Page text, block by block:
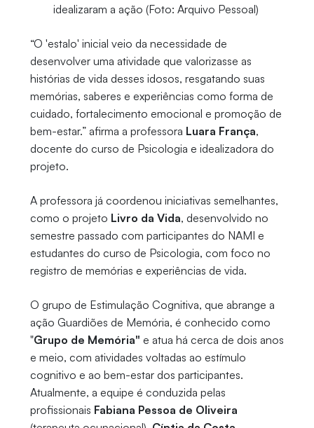
idealizaram a ação (Foto: Arquivo Pessoal)
“O 'estalo' inicial veio da necessidade de
desenvolver uma atividade que valorizasse as
histórias de vida desses idosos, resgatando suas
memórias, saberes e experiências como forma de
cuidado, fortalecimento emocional e promoção de
bem-estar.” afirma a professora Luara França,
docente do curso de Psicologia e idealizadora do
projeto.
A professora já coordenou iniciativas semelhantes,
como o projeto Livro da Vida, desenvolvido no
semestre passado com participantes do NAMI e
estudantes do curso de Psicologia, com foco no
registro de memórias e experiências de vida.
O grupo de Estimulação Cognitiva, que abrange a
ação Guardiões de Memória, é conhecido como
"Grupo de Memória" e atua há cerca de dois anos
e meio, com atividades voltadas ao estímulo
cognitivo e ao bem-estar dos participantes.
Atualmente, a equipe é conduzida pelas
profissionais Fabiana Pessoa de Oliveira